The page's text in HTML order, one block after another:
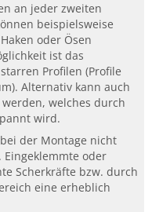
an jeder zweiten
beispielsweise
oder Ösen
ist das
Profilen (Profile
Alternativ kann auch
welches durch
wird.
der Montage nicht
oder
Scherkräfte bzw. durch
eine erheblich